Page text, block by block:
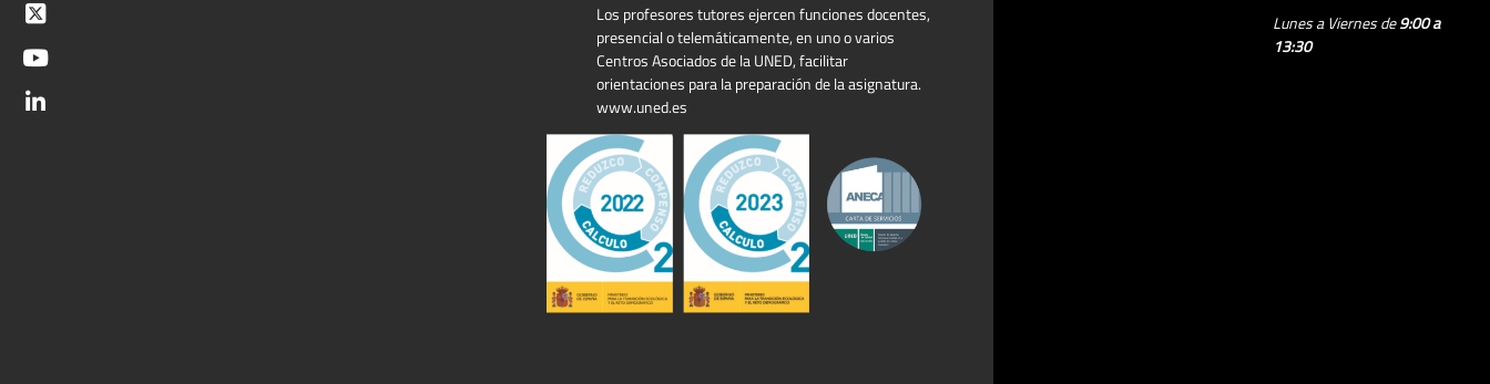
Los profesores tutores ejercen funciones docentes,
presencial o telemáticamente, en uno o varios
Centros Asociados de la UNED, facilitar
orientaciones para la preparación de la asignatura.
www.uned.es
Lunes a Viernes de9:00 a
13:30